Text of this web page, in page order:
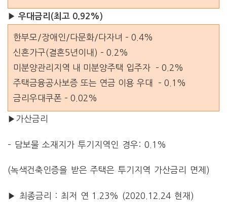
▶ 우대금리(최고 0.92%)
한부모/장애인/다문화/다자녀 – 0.4%
신혼가구(결혼5년이내) – 0.2%
미분양관리지역 내 미분양주택 입주자 – 0.2%
주택금융공사보증 또는 연금 이용 우대 – 0.1%
금리우대쿠폰 – 0.02%
▶가산금리
– 담보물 소재지가 투기지역인 경우: 0.1%
(녹색건축인증을 받은 주택은 투기지역 가산금리 면제)
▶ 최종금리 : 최저 연 1.23% (2020.12.24 현재)